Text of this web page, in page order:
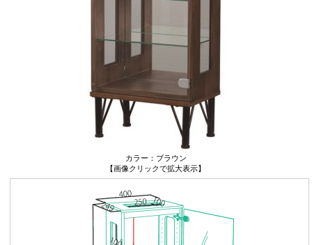
カラー：ブラウン
【画像クリックで拡大表示】